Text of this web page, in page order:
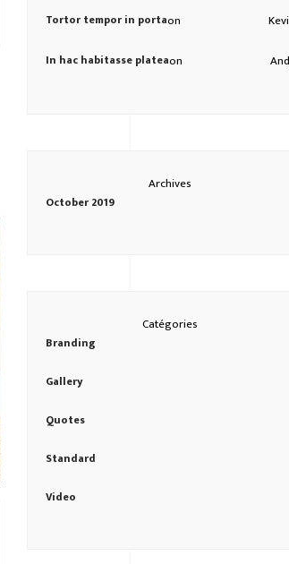
on
Tortor tempor in porta
on
In hac habitasse platea
Archives
October 2019
Catégories
Branding
Gallery
Quotes
Standard
Video